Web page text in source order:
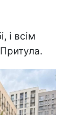
і всім